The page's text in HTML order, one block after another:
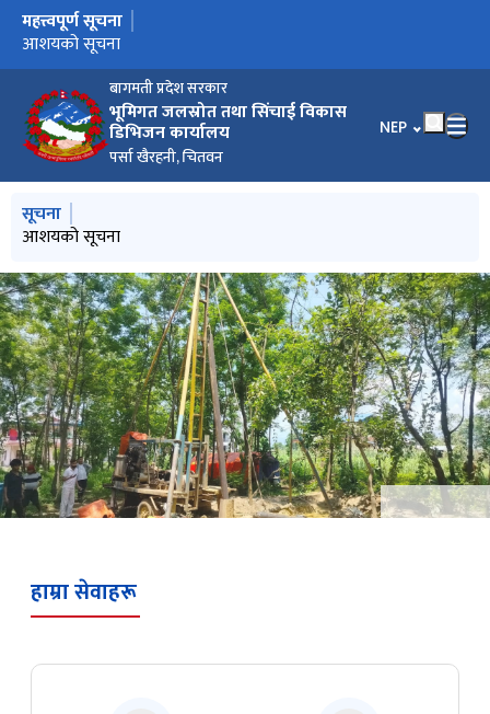
बागमती प्रदेश सरकार
भूमिगत जलस्रोत तथा सिंचाई विकास
डिभिजन कार्यालय
पर्सा खैरहनी, चितवन
भाषा चयन गर्नुहोस्
NEP
मुख्य नेभिगेसनमा जानुहोस्
महत्त्वपूर्ण सूचना
आशयको सूचना
आशयको सूचना
रकम माग दावी गर्ने सम्बन्धमा
मुख्य नेभिगेसनमा जानुहोस्
सूचना
आशयको सूचना
आशयको सूचना
रकम माग दावी गर्ने सम्बन्धमा
बोरिङ्ग कार्य
हाम्रा सेवाहरू